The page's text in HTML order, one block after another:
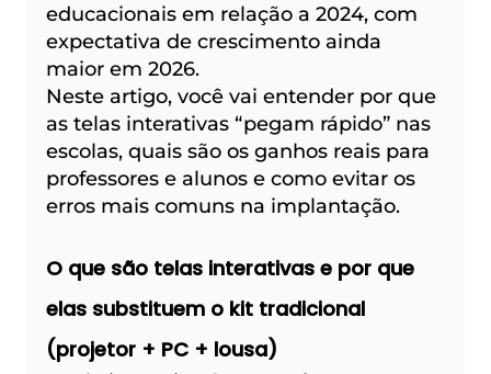
educacionais em relação a 2024, com
expectativa de crescimento ainda
maior em 2026.
Neste artigo, você vai entender por que
as telas interativas “pegam rápido” nas
escolas, quais são os ganhos reais para
professores e alunos e como evitar os
erros mais comuns na implantação.
O que são telas interativas e por que
elas substituem o kit tradicional
(projetor + PC + lousa)